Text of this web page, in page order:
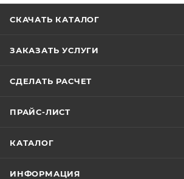
СКАЧАТЬ КАТАЛОГ
ЗАКАЗАТЬ УСЛУГИ
СДЕЛАТЬ РАСЧЕТ
ПРАЙС-ЛИСТ
КАТАЛОГ
ИНФОРМАЦИЯ